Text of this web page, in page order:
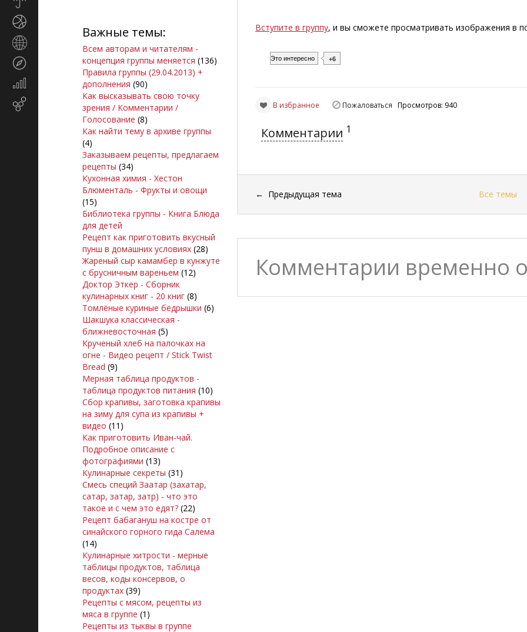
Экономика
маркетинг
Важные темы:
Всем авторам и читателям -
концепция группы меняется (136)
Правила группы (29.04.2013) +
дополнения (90)
Как высказывать свою точку
зрения / Комментарии /
Голосование (8)
Как найти тему в архиве группы
(4)
Заказываем рецепты, предлагаем
рецепты (34)
Кухонная химия - Хестон
Блюменталь - Фрукты и овощи
(15)
Библиотека группы - Книга Блюда
для детей
Рецепт как приготовить вкусный
пунш в домашних условиях (28)
Жареный сыр камамбер в кунжуте
с брусничным вареньем (12)
Доктор Эткер - Сборник
кулинарных книг - 20 книг (8)
Томлёные куриные бёдрышки (6)
Шакшука классическая -
ближневосточная (5)
Крученый хлеб на палочках на
огне - Видео рецепт / Stick Twist
Bread (9)
Мерная таблица продуктов -
таблица продуктов питания (10)
Сбор крапивы, заготовка крапивы
на зиму для супа из крапивы +
видео (11)
Как приготовить Иван-чай.
Подробное описание с
фотографиями (13)
Кулинарные секреты (31)
Смесь специй Заатар (захатар,
сатар, затар, затр) - что это
такое и с чем это едят? (22)
Рецепт бабагануш на костре от
синайского горного гида Салема
(14)
Кулинарные хитрости - мерные
таблицы продуктов, таблица
весов, коды консервов, о
продуктах (39)
Рецепты с мясом, рецепты из
мяса в группе (1)
Рецепты из тыквы в группе
Вступите в группу, и вы сможете просматривать изображения в
Это интересно +6
В избранное Пожаловаться Просмотров: 940
Комментарии 1
← Предыдущая тема Все темы
Комментарии временно